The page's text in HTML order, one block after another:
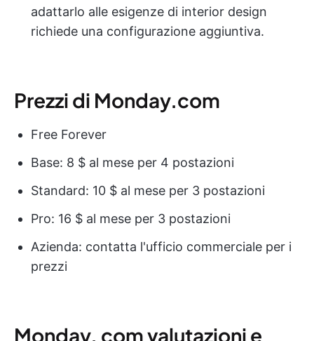
adattarlo alle esigenze di interior design
richiede una configurazione aggiuntiva.
Prezzi di Monday.com
Free Forever
Base: 8 $ al mese per 4 postazioni
Standard: 10 $ al mese per 3 postazioni
Pro: 16 $ al mese per 3 postazioni
Azienda: contatta l'ufficio commerciale per i
prezzi
Monday. com valutazioni e